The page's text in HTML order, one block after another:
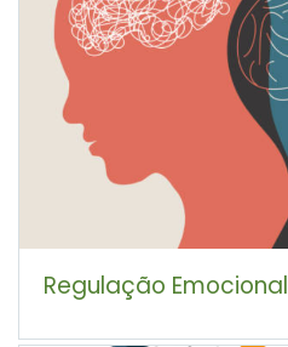
Regulação Emocional